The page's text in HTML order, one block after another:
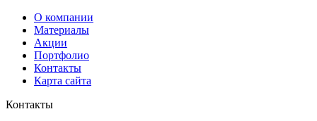
О компании
Материалы
Акции
Портфолио
Контакты
Карта сайта
Контакты